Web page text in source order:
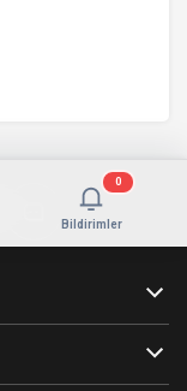
Bildirimler
0